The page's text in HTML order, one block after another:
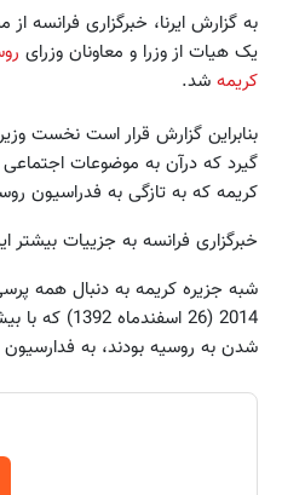
به گزارش ایرنا، خبرگزاری فرانسه
یک هیات از وزرا و معاونان وزرای
کریمه شد.
بنابراین گزارش قرار است نخست
گیرد که درآن به موضوعات
کریمه که به تازگی به فدراسیون
خبرگزاری فرانسه به جزییات بیشتر
شدن به روسیه بودند، به